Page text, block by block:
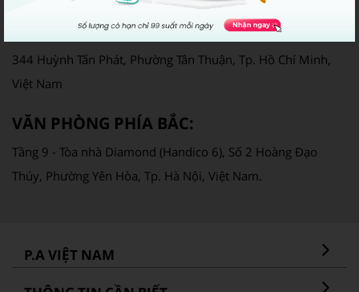
VĂN PHÒNG PHÍA NAM:
344 Huỳnh Tấn Phát, Phường Tân Thuận, Tp. Hồ Chí Minh,
Việt Nam
VĂN PHÒNG PHÍA BẮC:
Tầng 9 - Tòa nhà Diamond (Handico 6), Số 2 Hoàng Đạo
Thúy, Phường Yên Hòa, Tp. Hà Nội, Việt Nam.
P.A VIỆT NAM